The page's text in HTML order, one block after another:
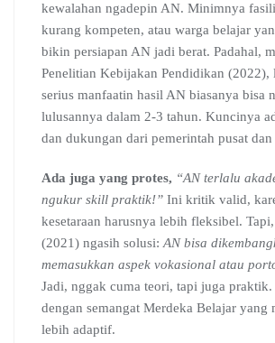
kewalahan ngadepin AN. Minimnya
kurang kompeten, atau warga belajar
bikin persiapan AN jadi berat. Padahal,
Penelitian Kebijakan Pendidikan (2022),
serius manfaatin hasil AN biasanya bisa
lulusannya dalam 2-3 tahun. Kuncinya
dan dukungan dari pemerintah pusat dan
Ada juga yang protes, “AN terlalu
ngukur skill praktik!” Ini kritik valid,
kesetaraan harusnya lebih fleksibel.
(2021) ngasih solusi:AN bisa
memasukkan aspek vokasional atau
Jadi, nggak cuma teori, tapi juga praktik.
dengan semangat Merdeka Belajar yang
lebih adaptif.